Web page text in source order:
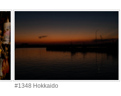
#1348 Hokkaido